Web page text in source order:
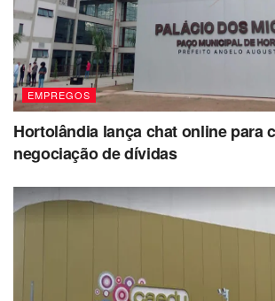
EMPREGOS
Hortolândia lança chat online para
negociação de dívidas